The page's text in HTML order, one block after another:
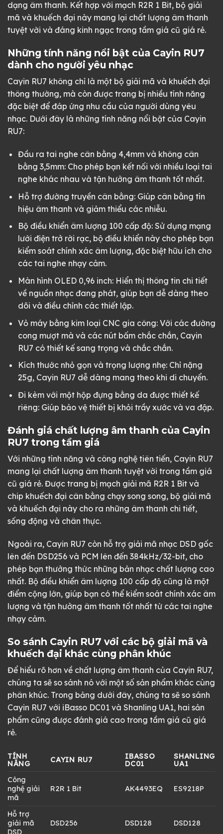
dạng âm thanh. Kết hợp với mạch R2R 1 Bit, bộ giải
mã và khuếch đại này mang lại chất lượng âm thanh
tuyệt vời và đáng kinh ngạc trong tầm giá cũ giá rẻ.
Những tính năng nổi bật của Cayin RU7
dành cho người yêu nhạc
Cayin RU7 không chỉ là một bộ giải mã và khuếch đại
thông thường, mà còn được trang bị nhiều tính năng
đặc biệt để đáp ứng nhu cầu của người dùng yêu
nhạc. Dưới đây là những tính năng nổi bật của Cayin
RU7:
Đầu ra tai nghe cân bằng 4,4mm và không cân
bằng 3,5mm: Cho phép bạn kết nối với nhiều loại tai
nghe khác nhau và tận hưởng âm thanh tốt nhất.
Hỗ trợ đường truyền cân bằng: Giúp cân bằng tín
hiệu âm thanh và giảm thiểu các nhiễu.
Bộ điều khiển âm lượng 100 cấp độ: Sử dụng mạng
lưới điện trở rời rạc, bộ điều khiển này cho phép bạn
kiểm soát chính xác âm lượng, đặc biệt hữu ích cho
các tai nghe nhạy cảm.
Màn hình OLED 0,96 inch: Hiển thị thông tin chi tiết
về nguồn nhạc đang phát, giúp bạn dễ dàng theo
dõi và điều chỉnh các thiết lập.
Vỏ máy bằng kim loại CNC gia công: Với các đường
cong mượt mà và các nút bấm chắc chắn, Cayin
RU7 có thiết kế sang trọng và chắc chắn.
Kích thước nhỏ gọn và trọng lượng nhẹ: Chỉ nặng
25g, Cayin RU7 dễ dàng mang theo khi di chuyển.
Đi kèm với một hộp đựng bằng da được thiết kế
riêng: Giúp bảo vệ thiết bị khỏi trầy xước và va đập.
Đánh giá chất lượng âm thanh của Cayin
RU7 trong tầm giá
Với những tính năng và công nghệ tiên tiến, Cayin RU7
mang lại chất lượng âm thanh tuyệt vời trong tầm giá
cũ giá rẻ. Được trang bị mạch giải mã R2R 1 Bit và
chip khuếch đại cân bằng chạy song song, bộ giải mã
và khuếch đại này cho ra những âm thanh chi tiết,
sống động và chân thực.
Ngoài ra, Cayin RU7 còn hỗ trợ giải mã nhạc DSD gốc
lên đến DSD256 và PCM lên đến 384kHz/32-bit, cho
phép bạn thưởng thức những bản nhạc chất lượng cao
nhất. Bộ điều khiển âm lượng 100 cấp độ cũng là một
điểm cộng lớn, giúp bạn có thể kiểm soát chính xác âm
lượng và tận hưởng âm thanh tốt nhất từ các tai nghe
nhạy cảm.
So sánh Cayin RU7 với các bộ giải mã và
khuếch đại khác cùng phân khúc
Để hiểu rõ hơn về chất lượng âm thanh của Cayin RU7,
chúng ta sẽ so sánh nó với một số sản phẩm khác cùng
phân khúc. Trong bảng dưới đây, chúng ta sẽ so sánh
Cayin RU7 với iBasso DC01 và Shanling UA1, hai sản
phẩm cũng được đánh giá cao trong tầm giá cũ giá
rẻ.
TÍNH
NĂNG
CAYIN RU7
IBASSO
DC01
SHANLING
UA1
Công
nghệ giải
mã
R2R 1 Bit AK4493EQ ES9218P
Hỗ trợ
giải mã
DSD
DSD256 DSD128 DSD128